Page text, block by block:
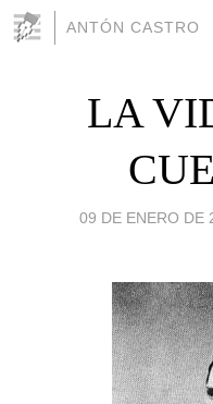
ANTÓN CASTRO
LA
09 DE ENERO DE